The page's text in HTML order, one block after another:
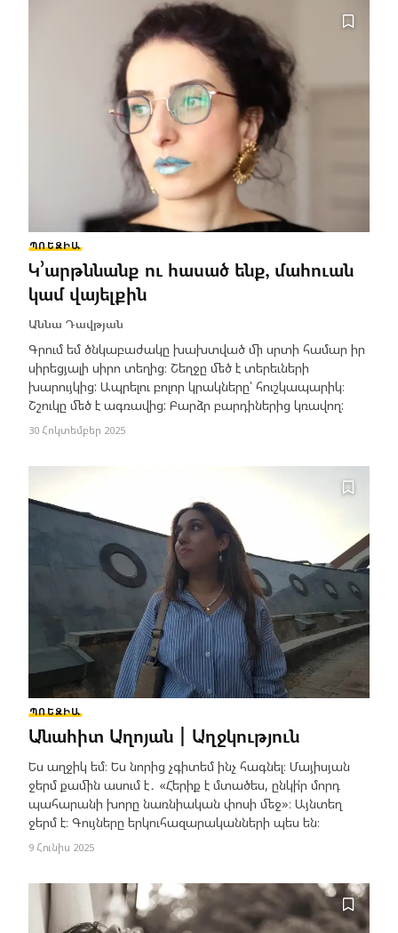
ՊՈԵԶԻԱ
Կ՚արթննանք ու հասած ենք, մահուան
կամ վայելքին
Աննա Դավթյան
Գրում եմ ծնկաբաժակը խախտված մի սրտի համար իր
սիրեցյալի սիրո տեղից։ Շեղջը մեծ է տերեւների
խարույկից: Ապրելու բոլոր կրակները՝ հուշկապարիկ։
Շշուկը մեծ է ագռավից: Բարձր բարդիներից կռավող:
30 Հոկտեմբեր 2025
ՊՈԵԶԻԱ
Անահիտ Աղոյան | Աղջկություն
Ես աղջիկ եմ։ Ես նորից չգիտեմ ինչ հագնել։ Մայիսյան
ջերմ քամին ասում է․ «Հերիք է մտածես, ընկի՛ր մորդ
պահարանի խորը նառնիական փոսի մեջ»։ Այնտեղ
ջերմ է։ Գույները երկուհազարականների պես են։
9 Հունիս 2025